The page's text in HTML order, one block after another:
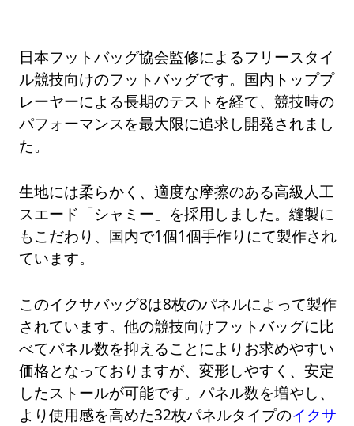
日本フットバッグ協会監修によるフリースタイ
ル競技向けのフットバッグです。国内トッププ
レーヤーによる長期のテストを経て、競技時の
パフォーマンスを最大限に追求し開発されまし
た。
生地には柔らかく、適度な摩擦のある高級人工
スエード「シャミー」を採用しました。縫製に
もこだわり、国内で1個1個手作りにて製作され
ています。
このイクサバッグ8は8枚のパネルによって製作
されています。他の競技向けフットバッグに比
べてパネル数を抑えることによりお求めやすい
価格となっておりますが、変形しやすく、安定
したストールが可能です。パネル数を増やし、
より使用感を高めた32枚パネルタイプのイクサ